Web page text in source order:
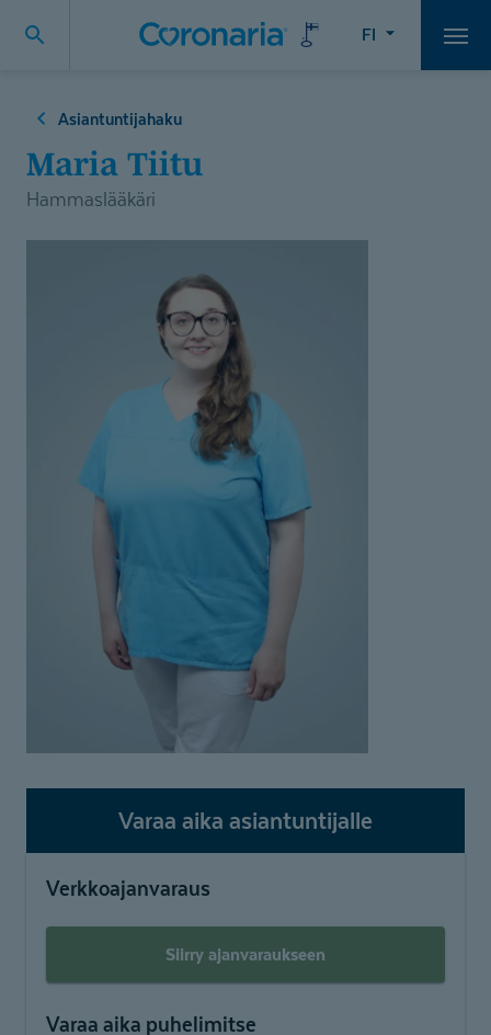
FI
Asiantuntijahaku
Maria Tiitu
Hammaslääkäri
Varaa aika asiantuntijalle
Verkkoajanvaraus
Siirry ajanvaraukseen
Varaa aika puhelimitse